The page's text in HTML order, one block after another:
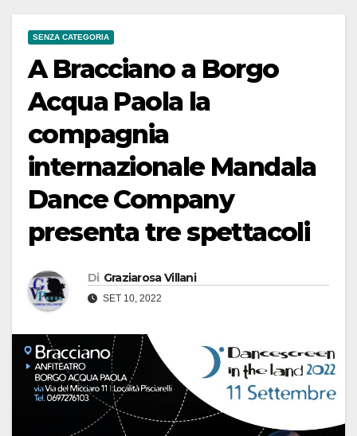
SENZA CATEGORIA
A Bracciano a Borgo
Acqua Paola la
compagnia
internazionale Mandala
Dance Company
presenta tre spettacoli
Di Graziarosa Villani
SET 10, 2022